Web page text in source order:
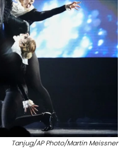
Tanjug/AP Photo/Martin Meissner